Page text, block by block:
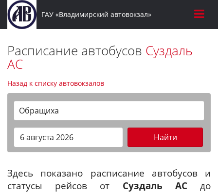
ГАУ «Владимирский автовокзал»
Расписание автобусов Суздаль
АС
Назад к списку автовокзалов
Обращиха
Найти
Здесь показано расписание автобусов и
статусы рейсов от Суздаль АСдо